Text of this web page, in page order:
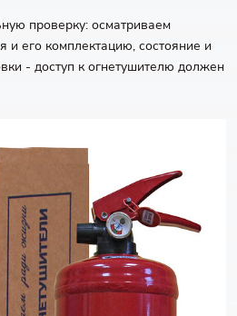
проверку: осматриваем
и его комплектацию, состояние и
- доступ к огнетушителю должен